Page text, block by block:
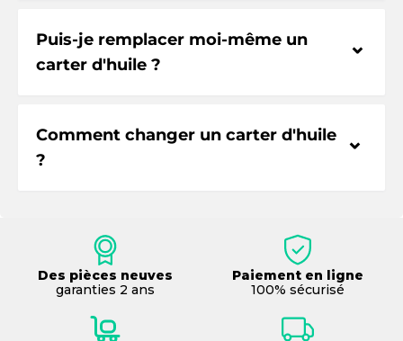
Puis-je remplacer moi-même un
carter d'huile ?
⌃
Comment changer un carter d'huile
?
⌃
Des pièces neuves
garanties 2 ans
Paiement en ligne
100% sécurisé